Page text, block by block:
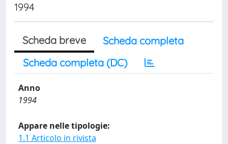
1994
Scheda breve
Scheda completa
Scheda completa (DC)
Anno
1994
Appare nelle tipologie:
1.1 Articolo in rivista